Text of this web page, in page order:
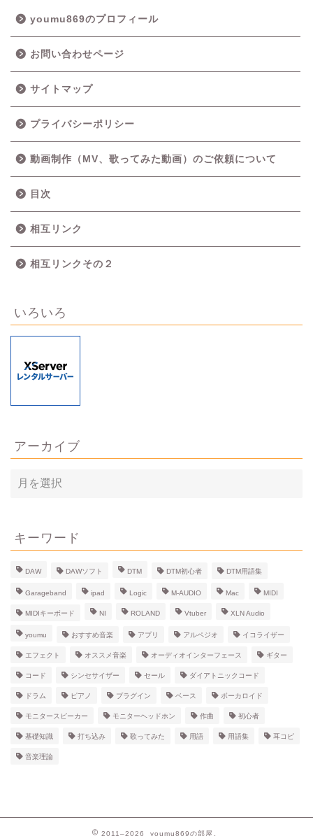
youmu869のプロフィール
お問い合わせページ
サイトマップ
プライバシーポリシー
動画制作（MV、歌ってみた動画）のご依頼について
目次
相互リンク
相互リンクその２
いろいろ
アーカイブ
ア
ー
ブ
キーワード
DAW DAWソフト DTM DTM初心者 DTM用語集
Garageband ipad Logic M-AUDIO Mac MIDI
MIDIキーボード NI ROLAND Vtuber XLN Audio
youmu おすすめ音楽 アプリ アルペジオ イコライザー
エフェクト オススメ音楽 オーディオインターフェース ギター
コード シンセサイザー セール ダイアトニックコード
ドラム ピアノ プラグイン ベース ボーカロイド
モニタースピーカー モニターヘッドホン 作曲 初心者
基礎知識 打ち込み 歌ってみた 用語 用語集 耳コピ
音楽理論
2011–2026 youmu869の部屋。